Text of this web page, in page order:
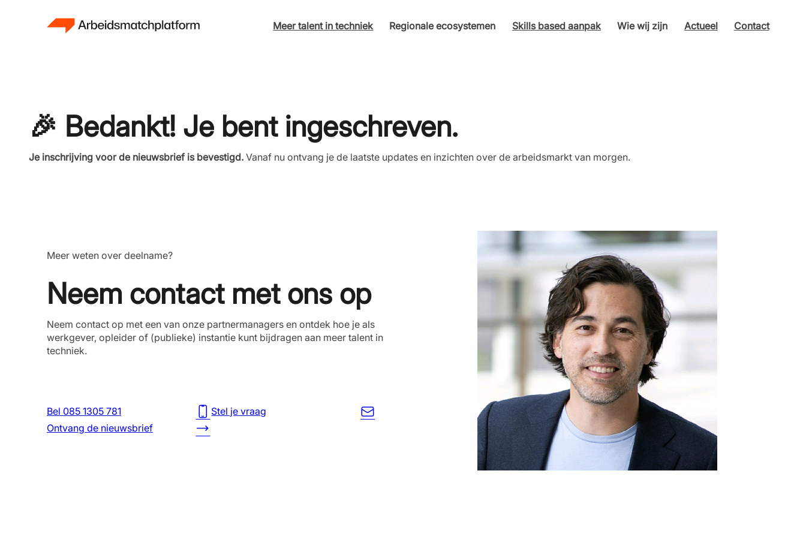
Meer talent in techniek Regionale ecosystemen Skills based aanpak Wie wij zijn Actueel Contact
🎉 Bedankt! Je bent ingeschreven.
Je inschrijving voor de nieuwsbrief is bevestigd. Vanaf nu ontvang je de laatste updates en inzichten over de arbeidsmarkt van morgen.
Meer weten over deelname?
Neem contact met ons op
Neem contact op met een van onze partnermanagers en ontdek hoe je als
werkgever, opleider of (publieke) instantie kunt bijdragen aan meer talent in
techniek.
Bel 085 1305 781
Stel je vraag
Ontvang de nieuwsbrief